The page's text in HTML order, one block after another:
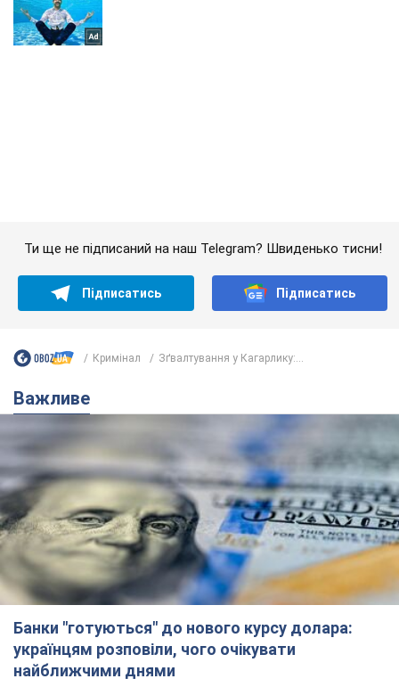
Банки "готуються" до нового курсу долара:
українцям розповіли, чого очікувати
найближчими днями
Яким буде курс валюти в обмінниках
6.08.2026 22:58 152,6 т.
Українцям обіцяють по 850 грн від
мобільних операторів: що не так з
цими повідомленнями
Як не потрапити в пастку шахраїв